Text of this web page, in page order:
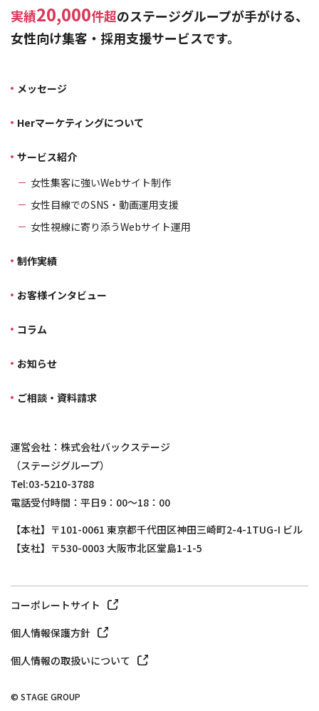
実績20,000件超のステージグループが手がける、
女性向け集客・採用支援サービスです。
メッセージ
Herマーケティングについて
サービス紹介
女性集客に強いWebサイト制作
女性目線でのSNS・動画運用支援
女性視線に寄り添うWebサイト運用
制作実績
お客様インタビュー
コラム
お知らせ
ご相談・資料請求
運営会社：株式会社バックステージ
（ステージグループ）
Tel:03-5210-3788
電話受付時間：平日9：00～18：00
【本社】〒101-0061 東京都千代田区神田三崎町2-4-1TUG-I ビル
【支社】〒530-0003 大阪市北区堂島1-1-5
コーポレートサイト
個人情報保護方針
個人情報の取扱いについて
© STAGE GROUP